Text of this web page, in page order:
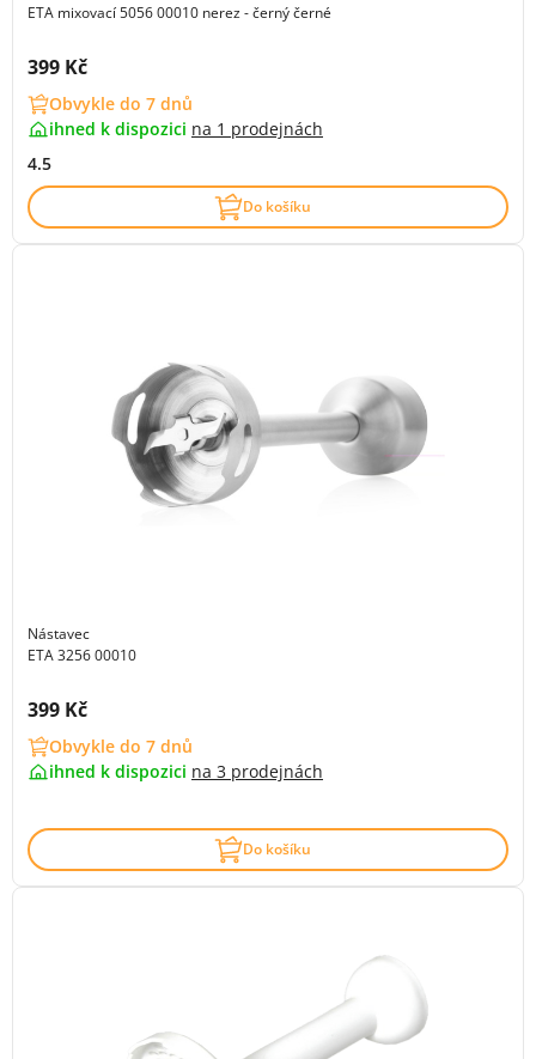
ETA mixovací 5056 00010 nerez - černý černé
Cena s DPH:
399 Kč
Obvykle do 7 dnů
ihned k dispozici na 1 prodejnách
4.5
Do košíku
Nástavec
ETA 3256 00010
Cena s DPH:
399 Kč
Obvykle do 7 dnů
ihned k dispozici na 3 prodejnách
Do košíku